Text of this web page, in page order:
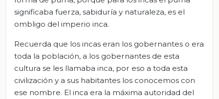
significaba fuerza, sabiduría y naturaleza, es el
ombligo del imperio inca.
Recuerda que los incas eran los gobernantes o era
toda la población, a los gobernantes de esta
cultura se les llamaba inca, por eso a toda esta
civilización y a sus habitantes los conocemos con
ese nombre. El inca era la máxima autoridad del